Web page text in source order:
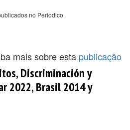
no Periodico
mais sobre esta publicação
Discriminación y
2022, Brasil 2014 y